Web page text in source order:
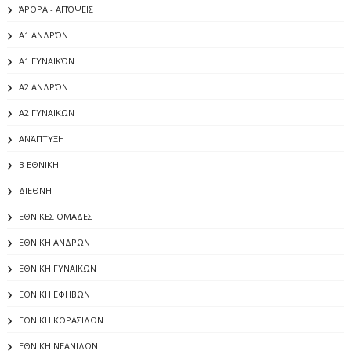
ΆΡΘΡΑ - ΑΠΌΨΕΙΣ
Α1 ΑΝΔΡΏΝ
Α1 ΓΥΝΑΙΚΏΝ
Α2 ΑΝΔΡΏΝ
Α2 ΓΥΝΑΙΚΩΝ
ΑΝΆΠΤΥΞΗ
Β ΕΘΝΙΚΗ
ΔΙΕΘΝΗ
ΕΘΝΙΚΕΣ ΟΜΑΔΕΣ
ΕΘΝΙΚΗ ΑΝΔΡΩΝ
ΕΘΝΙΚΗ ΓΥΝΑΙΚΩΝ
ΕΘΝΙΚΗ ΕΦΗΒΩΝ
ΕΘΝΙΚΗ ΚΟΡΑΣΙΔΩΝ
ΕΘΝΙΚΗ ΝΕΑΝΙΔΩΝ